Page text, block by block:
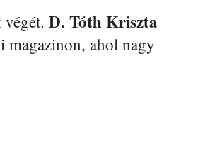
D. Tóth Kriszta
ahol nagy